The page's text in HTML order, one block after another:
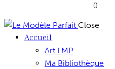
0
Close
Accueil
Art LMP
Ma Bibliothèque